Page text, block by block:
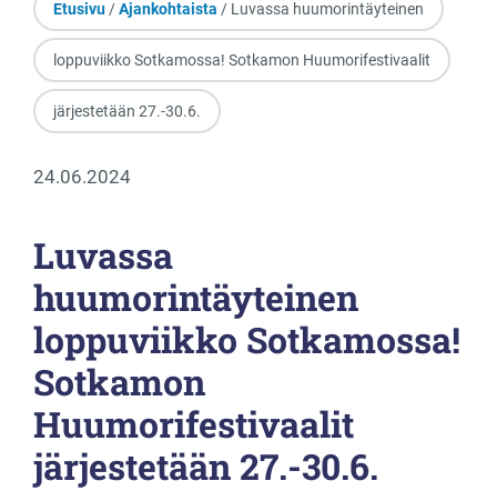
Etusivu /Ajankohtaista / Luvassa huumorintäyteinen
loppuviikko Sotkamossa! Sotkamon Huumorifestivaalit
järjestetään 27.-30.6.
24.06.2024
Luvassa
huumorintäyteinen
loppuviikko Sotkamossa!
Sotkamon
Huumorifestivaalit
järjestetään 27.-30.6.